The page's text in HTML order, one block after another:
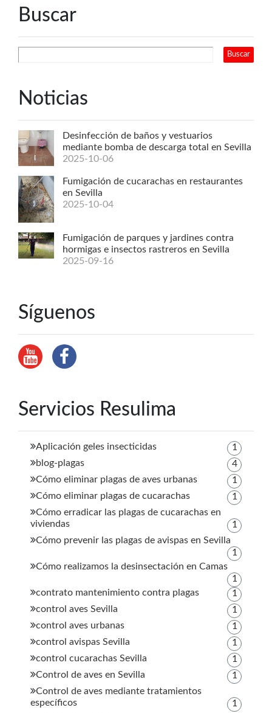
Buscar
Noticias
Desinfección de baños y vestuarios
mediante bomba de descarga total en Sevilla
2025-10-06
Fumigación de cucarachas en restaurantes
en Sevilla
2025-10-04
Fumigación de parques y jardines contra
hormigas e insectos rastreros en Sevilla
2025-09-16
Síguenos
Servicios Resulima
Aplicación geles insecticidas
1
blog-plagas
4
Cómo eliminar plagas de aves urbanas
1
Cómo eliminar plagas de cucarachas
1
Cómo erradicar las plagas de cucarachas en
viviendas
1
Cómo prevenir las plagas de avispas en Sevilla
1
Cómo realizamos la desinsectación en Camas
1
contrato mantenimiento contra plagas
1
control aves Sevilla
1
control aves urbanas
1
control avispas Sevilla
1
control cucarachas Sevilla
1
Control de aves en Sevilla
1
Control de aves mediante tratamientos
específicos
1